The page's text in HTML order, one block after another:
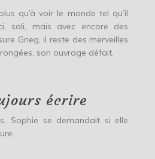
qu’à voir le monde tel qu’il
sali, mais avec encore des
Grieg, il reste des merveilles
son ouvrage défait.
écrire
Sophie se demandait si elle